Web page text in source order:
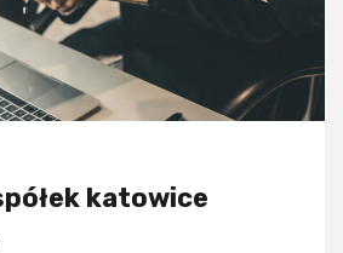
katowice